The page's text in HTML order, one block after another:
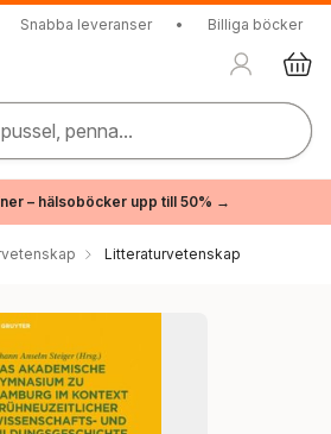
Snabba leveranser • Billiga böcker
penna...
– hälsoböcker upp till 50% →
Litteraturvetenskap